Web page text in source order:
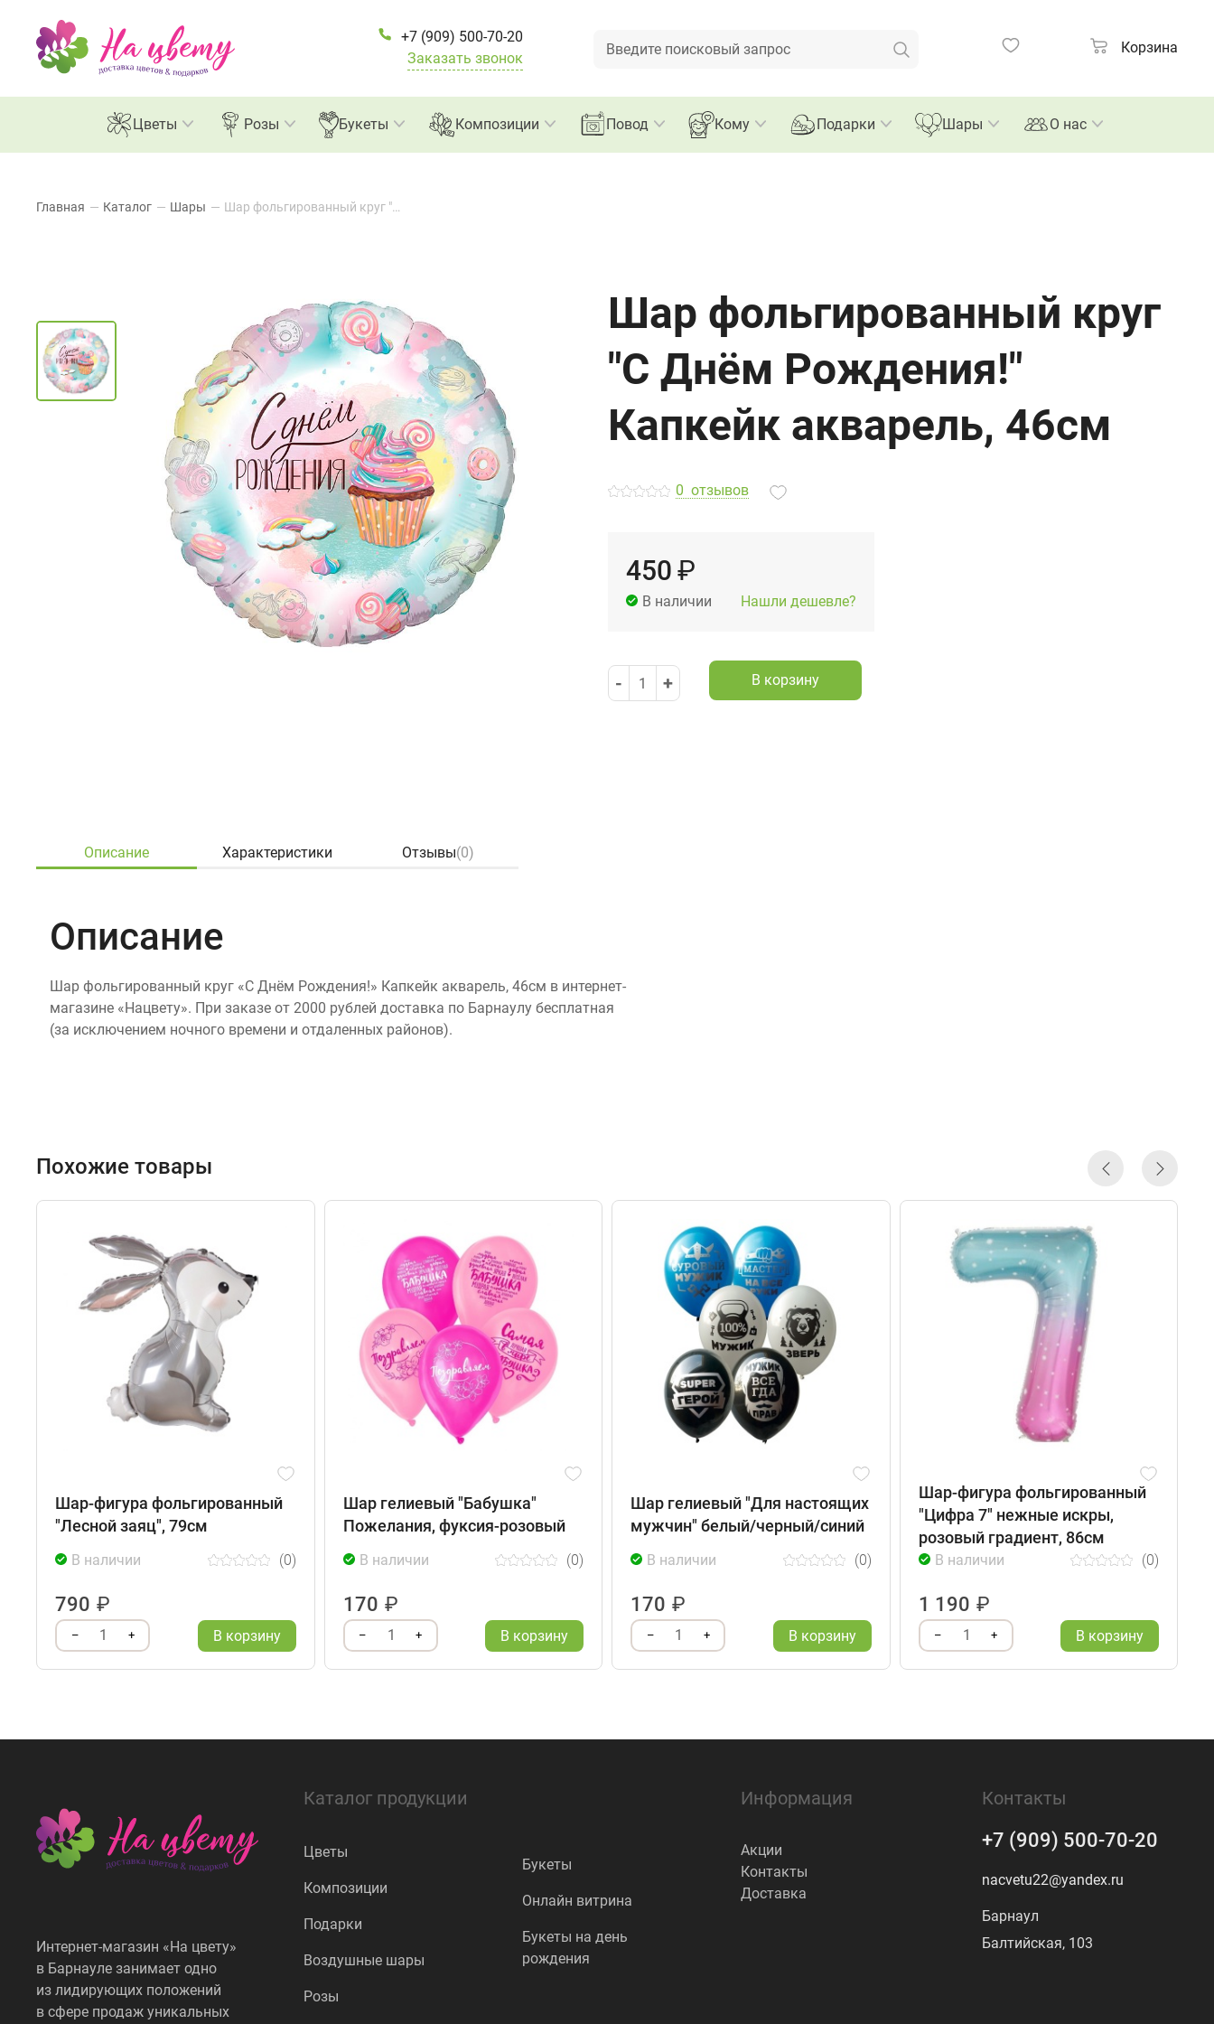
+7 (909) 500-70-20
Заказать звонок
Корзина
Цветы Розы Букеты Композиции Повод Кому Подарки Шары О нас
Главная — Каталог — Шары — Шар фольгированный круг "С Днём Рождения!" Капкейк акварель, 46см
Шар фольгированный круг
"С Днём Рождения!"
Капкейк акварель, 46см
0 отзывов
450 ₽
В наличии Нашли дешевле?
- 1 + В корзину
Описание Характеристики Отзывы(0)
Описание
Шар фольгированный круг «С Днём Рождения!» Капкейк акварель, 46см в интернет-
магазине «Нацвету». При заказе от 2000 рублей доставка по Барнаулу бесплатная
(за исключением ночного времени и отдаленных районов).
Похожие товары
Шар-фигура фольгированный
"Лесной заяц", 79см
В наличии (0)
790 ₽
– 1 + В корзину
Шар гелиевый "Бабушка"
Пожелания, фуксия-розовый
В наличии (0)
170 ₽
– 1 + В корзину
Шар гелиевый "Для настоящих
мужчин" белый/черный/синий
В наличии (0)
170 ₽
– 1 + В корзину
Шар-фигура фольгированный
"Цифра 7" нежные искры,
розовый градиент, 86см
В наличии (0)
1 190 ₽
– 1 + В корзину
Интернет-магазин «На цвету»
в Барнауле занимает одно
из лидирующих положений
в сфере продаж уникальных
Каталог продукции
Цветы
Композиции
Подарки
Воздушные шары
Розы
Букеты
Онлайн витрина
Букеты на день
рождения
Информация
Акции
Контакты
Доставка
Контакты
+7 (909) 500-70-20
nacvetu22@yandex.ru
Барнаул
Балтийская, 103